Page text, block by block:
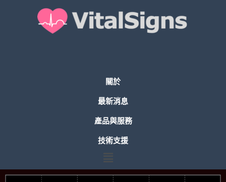
關於
最新消息
產品與服務
技術支援